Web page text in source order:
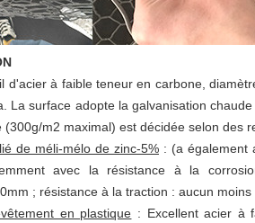
d'acier à faible teneur en carbone,
La surface adopte la galvanisation
m2 maximal) est décidée selon des
de méli-mélo de zinc-5% : (a également
avec la résistance à la
; résistance à la traction : aucun moins
en plastique : Excellent acier à